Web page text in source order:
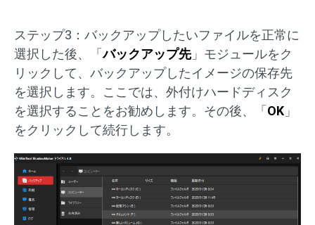
ステップ3：バックアップしたいファイルを正常に
選択した後、「バックアップ先」モジュールをク
リックして、バックアップしたイメージの保存先
を選択します。ここでは、外付けハードディスク
を選択することをお勧めします。その後、「 OK 」
をクリックして続行します。